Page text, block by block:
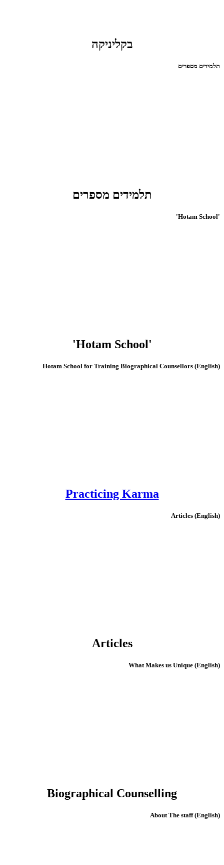
בקליניקה
תלמידים מספרים
תלמידים מספרים
'Hotam School'
'Hotam School'
(English) Hotam School for Training Biographical Counsellors
Practicing Karma
(English) Articles
Articles
(English) What Makes us Unique
Biographical Counselling
(English) About The staff